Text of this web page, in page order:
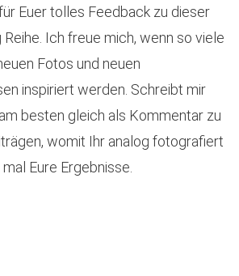
Euer tolles Feedback zu dieser
Ich freue mich, wenn so viele
Fotos und neuen
inspiriert werden. Schreibt mir
besten gleich als Kommentar zu
womit Ihr analog fotografiert
Eure Ergebnisse.